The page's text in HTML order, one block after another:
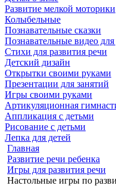
Развитие мелкой моторики
Колыбельные
Познавательные сказки
Познавательные видео для
Стихи для развития речи
Детский дизайн
Открытки своими руками
Презентации для занятий
Игры своими руками
Артикуляционная
Аппликация с детьми
Рисование с детьми
Лепка для детей
Главная
Развитие речи ребенка
Игры для развития речи
Настольные игры по